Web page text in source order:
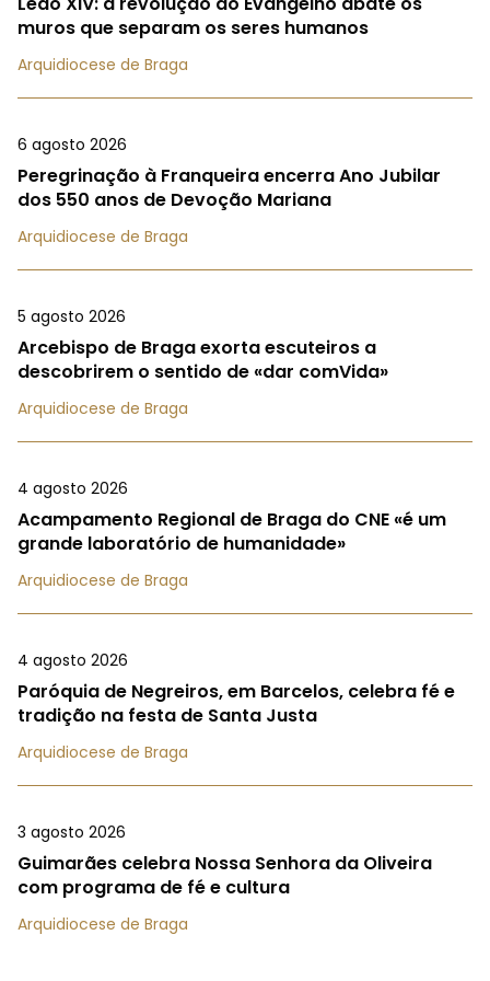
muros que separam os seres humanos
Arquidiocese de Braga
6 agosto 2026
Peregrinação à Franqueira encerra Ano Jubilar
dos 550 anos de Devoção Mariana
Arquidiocese de Braga
5 agosto 2026
Arcebispo de Braga exorta escuteiros a
descobrirem o sentido de «dar comVida»
Arquidiocese de Braga
4 agosto 2026
Acampamento Regional de Braga do CNE «é um
grande laboratório de humanidade»
Arquidiocese de Braga
4 agosto 2026
Paróquia de Negreiros, em Barcelos, celebra fé e
tradição na festa de Santa Justa
Arquidiocese de Braga
3 agosto 2026
Guimarães celebra Nossa Senhora da Oliveira
com programa de fé e cultura
Arquidiocese de Braga